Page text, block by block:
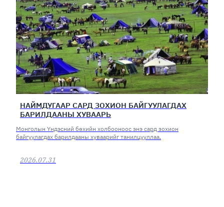
НАЙМДУГААР САРД ЗОХИОН БАЙГУУЛАГДАХ
БАРИЛДААНЫ ХУВААРЬ
Монголын Үндэсний бөхийн холбооноос энэ сард зохион
байгуулагдах барилдааны хуваарийг танилцууллаа.
2026.07.31